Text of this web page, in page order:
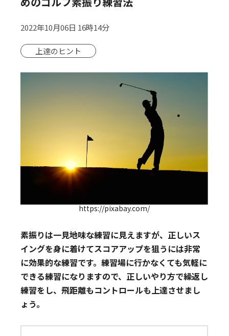
2022年10月06日 16時14分
上達のヒント
https://pixabay.com/
素振りは一見地味な練習に見えますが、正しいス
イングを身に着けてスコアアップを狙うには非常
に効果的な練習です。練習場に行かなくても気軽に
できる練習になりますので、正しいやり方で繰返し
練習をし、飛距離もコントロールも上達させまし
ょう。